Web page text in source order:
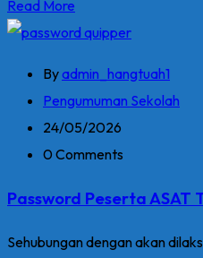
Read More
Byadmin_hangtuah1
Pengumuman Sekolah
24/05/2026
0 Comments
Password Peserta ASAT
Sehubungan dengan akan